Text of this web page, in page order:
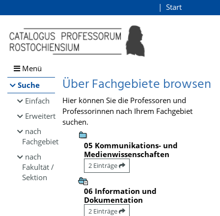
Browsen
direkt zum Inhalt
Start
Menü
Suche
Einfach
Erweitert
nach
Fachgebiet
nach
Fakultät /
Sektion
Über Fachgebiete browsen
Hier können Sie die Professoren und
Professorinnen nach Ihrem Fachgebiet
suchen.
05 Kommunikations- und
Medienwissenschaften
2 Einträge
06 Information und
Dokumentation
2 Einträge